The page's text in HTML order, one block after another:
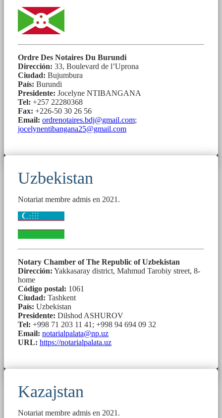
Ordre Des Notaires Du Burundi
Dirección: 33, Boulevard de l’Uprona
Ciudad: Bujumbura
País: Burundi
Presidente: Jocelyne NTIBANGANA
Tel: +257 22280368
Fax: +226-50 30 26 56
Email: ordrenotaires.bdj@gmail.com;
jocelynentibangana25@gmail.com
Uzbekistan
Notariat membre admis en 2021.
Notary Chamber of The Republic of Uzbekistan
Dirección: Yakkasaray district, Mahmud Tarobiy street, 8-
home
Código postal: 1061
Ciudad: Tashkent
País: Uzbekistan
Presidente: Dilshod ASHUROV
Tel: +998 71 203 11 41; +998 94 694 09 32
Email: notarialpalata@np.uz
URL: https://notarialpalata.uz
Kazajstan
Notariat membre admis en 2021.